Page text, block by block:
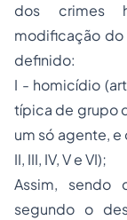
dos crimes
modificação do
definido:
I - homicídio
típica de grupo
um só agente, e
II, III, IV, V e VI);
Assim, sendo
segundo o